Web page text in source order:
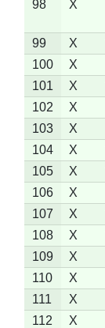
98 X
99 X
100
X
101
X
102
X
103
X
104
X
105
X
106
X
107
X
108
X
109
X
110
X
111
X
112
X